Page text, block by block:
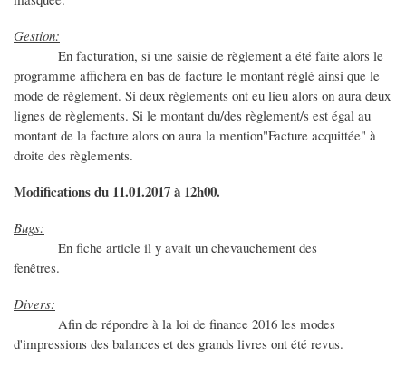
Gestion:
En facturation, si une saisie de règlement a été faite alors le
programme affichera en bas de facture le montant réglé ainsi que le
mode de règlement. Si deux règlements ont eu lieu alors on aura deux
lignes de règlements. Si le montant du/des règlement/s est égal au
montant de la facture alors on aura la mention"Facture acquittée" à
droite des règlements.
Modifications du 11.01.2017 à 12h00.
Bugs:
En fiche article il y avait un chevauchement des
fenêtres.
Divers:
Afin de répondre à la loi de finance 2016 les modes
d'impressions des balances et des grands livres ont été revus.